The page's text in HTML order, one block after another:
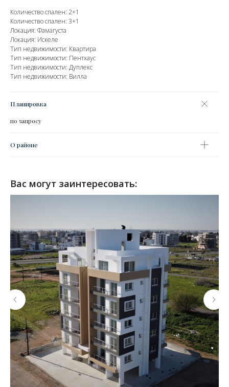
Количество спален: 2+1
Количество спален: 3+1
Локация: Фамагуста
Локация: Искеле
Тип недвижимости: Квартира
Тип недвижимости: Пентхаус
Тип недвижимости: Дуплекс
Тип недвижимости: Вилла
Планировка
по запросу
О районе
Вас могут заинтересовать: